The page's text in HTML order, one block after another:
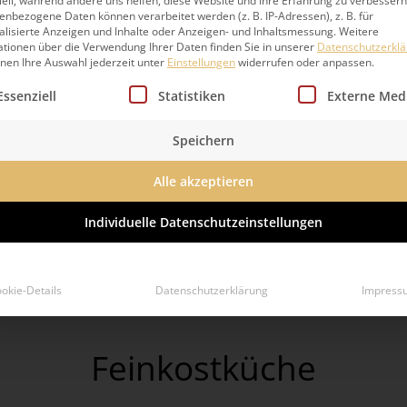
Stil.Dafür erlauben wir uns,
wilden Ideen zu experimentieren, fusionieren,
bei LINDNER gibt.….Mehr über die LINDNER Küche
Feinkostküche
Daten können verarbeitet werden (z. B. IP-Adressen), z. B. für
Anzeigen und Inhalte oder Anzeigen- und Inhaltsmessung.Weitere
über die Verwendung Ihrer Daten finden Sie in unserer
Ihre Auswahl jederzeit unter Einstellungenwiderrufen oder anpassen.
eine Liste der Service-Gruppen, für die eine
Statistiken Externe
Speichern
Alle akzeptieren
Individuelle Datenschutzeinstellungen
Details Datenschutzerklärung